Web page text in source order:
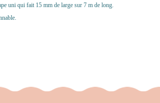
uni qui fait 15 mm de large sur 7 m de long.